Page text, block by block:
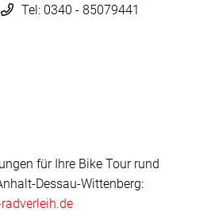
Tel: 0340 - 85079441
für Ihre Bike Tour rund
Dessau-Wittenberg: